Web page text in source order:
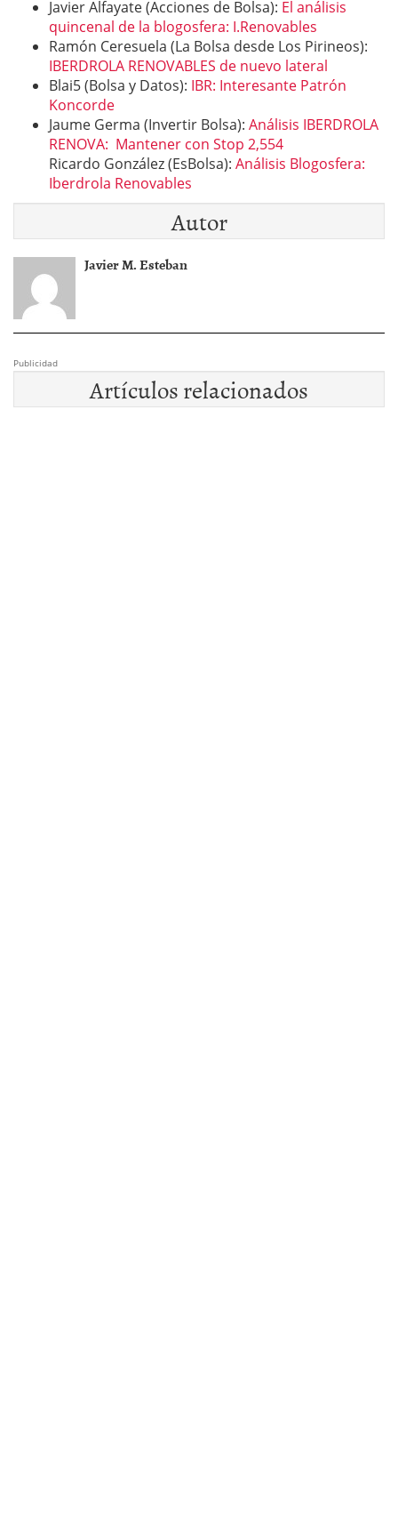
Javier Alfayate (Acciones de Bolsa): El análisis
quincenal de la blogosfera: I.Renovables
Ramón Ceresuela (La Bolsa desde Los Pirineos):
IBERDROLA RENOVABLES de nuevo lateral
Blai5 (Bolsa y Datos): IBR: Interesante Patrón
Koncorde
Jaume Germa (Invertir Bolsa): Análisis IBERDROLA
RENOVA: Mantener con Stop 2,554
Ricardo González (EsBolsa): Análisis Blogosfera:
Iberdrola Renovables
Autor
Javier M. Esteban
Publicidad
Artículos relacionados